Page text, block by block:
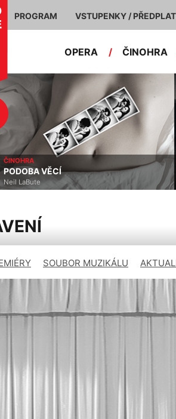
PROGRAM VSTUPENKY /
OPERA / ČINOHRA
ČINOHRA
PODOBA VĚCÍ
Neil LaBute
SOUBOR MUZIKÁLU